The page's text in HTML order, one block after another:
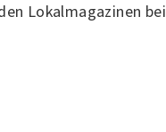
Lokalmagazinen bei